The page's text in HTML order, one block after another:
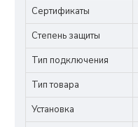
Сертификаты
Степень защиты
Тип подключения
Тип товара
Установка